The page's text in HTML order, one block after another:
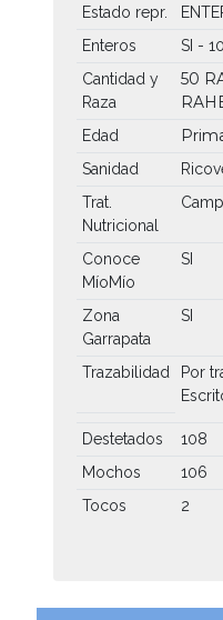
Estado repr.
Enteros
SI -
Cantidad y
Raza
50
Edad
Sanidad
Trat.
Nutricional
Conoce
MíoMío
SI
Zona
Garrapata
SI
Trazabilidad
Por
Destetados
108
Mochos
106
Tocos
2